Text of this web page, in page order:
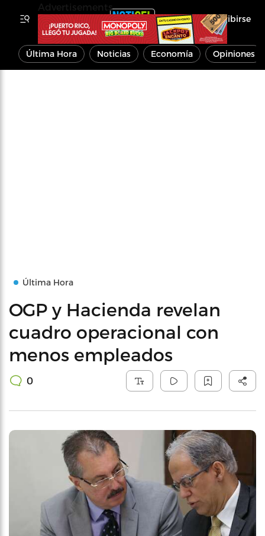
Inscribirse
Última Hora Noticias Economía Opiniones
Última Hora
OGP y Hacienda revelan
cuadro operacional con
menos empleados
0
Advertisements